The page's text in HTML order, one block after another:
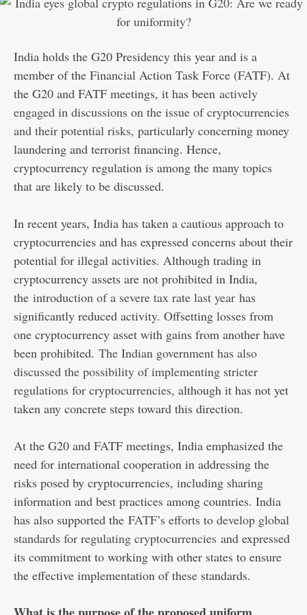
India holds the G20 Presidency this year and is a
member of the Financial Action Task Force (FATF). At
the G20 and FATF meetings, it has been actively
engaged in discussions on the issue of cryptocurrencies
and their potential risks, particularly concerning money
laundering and terrorist financing. Hence,
cryptocurrency regulation is among the many topics
that are likely to be discussed.
In recent years, India has taken a cautious approach to
cryptocurrencies and has expressed concerns about their
potential for illegal activities. Although trading in
cryptocurrency assets are not prohibited in India,
the introduction of a severe tax rate last year has
significantly reduced activity. Offsetting losses from
one cryptocurrency asset with gains from another have
been prohibited. The Indian government has also
discussed the possibility of implementing stricter
regulations for cryptocurrencies, although it has not yet
taken any concrete steps toward this direction.
At the G20 and FATF meetings, India emphasized the
need for international cooperation in addressing the
risks posed by cryptocurrencies, including sharing
information and best practices among countries. India
has also supported the FATF’s efforts to develop global
standards for regulating cryptocurrencies and expressed
its commitment to working with other states to ensure
the effective implementation of these standards.